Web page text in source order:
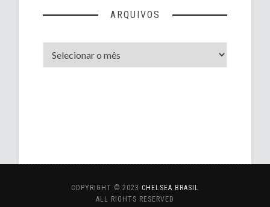
ARQUIVOS
COPYRIGHT © 2023 CHELSEA BRASIL
ALL RIGHTS RESERVED